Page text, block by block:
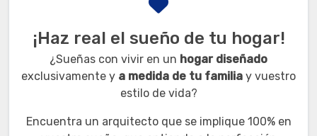
¡Haz real el sueño de tu hogar!
¿Sueñas con vivir en un hogar diseñado
exclusivamente y a medida de tu familia y vuestro
estilo de vida?
Encuentra un arquitecto que se implique 100% en